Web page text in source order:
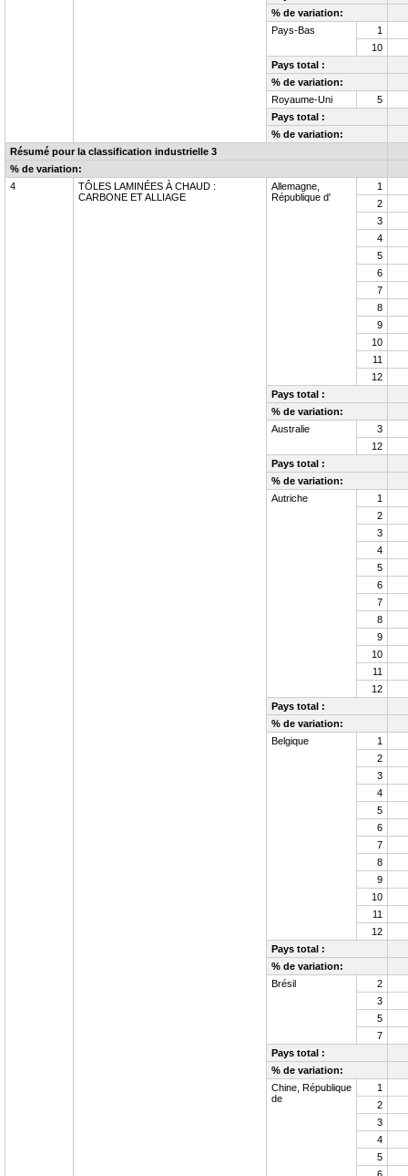
% de variation:
Pays-Bas
1
10
Pays total :
% de variation:
Royaume-Uni
5
Pays total :
% de variation:
Résumé pour la classification industrielle 3
% de variation:
4
TÔLES LAMINÉES À CHAUD :
CARBONE ET ALLIAGE
Allemagne,
République d'
1
2
3
4
5
6
7
8
9
10
11
12
Pays total :
% de variation:
Australie
3
12
Pays total :
% de variation:
Autriche
1
2
3
4
5
6
7
8
9
10
11
12
Pays total :
% de variation:
Belgique
1
2
3
4
5
6
7
8
9
10
11
12
Pays total :
% de variation:
Brésil
2
3
5
7
Pays total :
% de variation:
Chine, République
de
1
2
3
4
5